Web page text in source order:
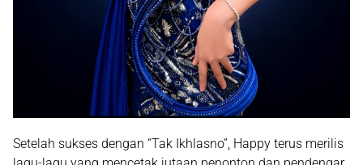
Setelah sukses dengan “Tak Ikhlasno”, Happy terus merilis